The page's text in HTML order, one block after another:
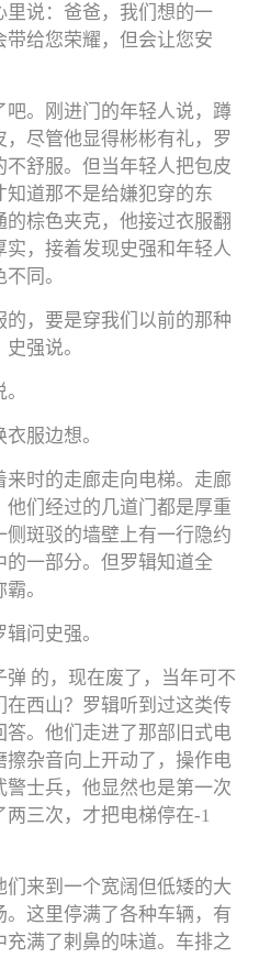
里说：爸爸，我们想的一
给您荣耀，但会让您安
吧。刚进门的年轻人说，蹲
尽管他显得彬彬有礼，罗
舒服。但当年轻人把包皮
道那不是给嫌犯穿的东
棕色夹克，他接过衣服翻
，接着发现史强和年轻人
同。
的，要是穿我们以前的那种
强说。
服边想。
来时的走廊走向电梯。走廊
们经过的几道门都是厚重
斑驳的墙壁上有一行隐约
的一部分。但罗辑知道全
。
问史强。
的，现在废了，当年可不
西山？罗辑听到过这类传
。他们走进了那部旧式电
杂音向上开动了，操作电
士兵，他显然也是第一次
三次，才把电梯停在-1
们来到一个宽阔但低矮的大
这里停满了各种车辆，有
满了剌鼻的味道。车排之